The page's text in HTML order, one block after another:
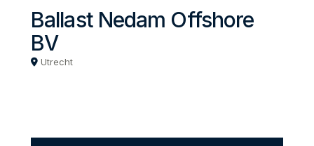
Ballast Nedam Offshore
BV
Utrecht